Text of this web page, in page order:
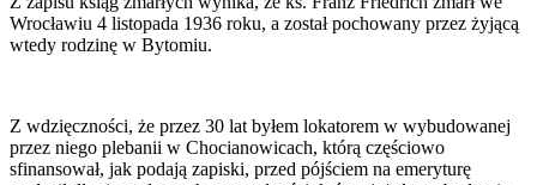
Wrocławiu 4 listopada 1936 roku, a został pochowany przez żyjącą
wtedy rodzinę w Bytomiu.
Z wdzięczności, że przez 30 lat byłem lokatorem w wybudowanej
przez niego plebanii w Chocianowicach, którą częściowo
sfinansował, jak podają zapiski, przed pójściem na emeryturę